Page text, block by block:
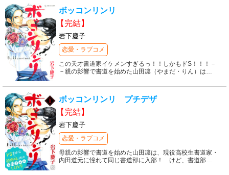
ボッコンリンリ
【完結】
岩下慶子
恋愛・ラブコメ
この天才書道家イケメンすぎるっ！！しかもドS！！！－
－親の影響で書道を始めた山田凛（やまだ・りん）は…
ボッコンリンリ プチデザ
【完結】
岩下慶子
恋愛・ラブコメ
母親の影響で書道を始めた山田凛は、現役高校生書道家・
内田道元に憧れて同じ書道部に入部！ けど、書道部…